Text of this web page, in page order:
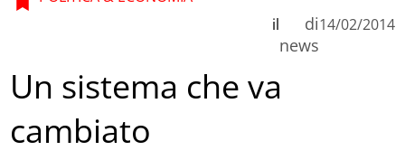
di
news
il 14/02/2014
Un sistema che va
cambiato